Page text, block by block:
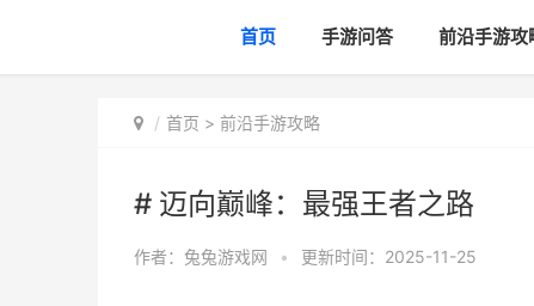
首页 手游问答 前沿手游攻
首页 > 前沿手游攻略
# 迈向巅峰：最强王者之路
作者： 兔兔游戏网 • 更新时间：2025-11-25